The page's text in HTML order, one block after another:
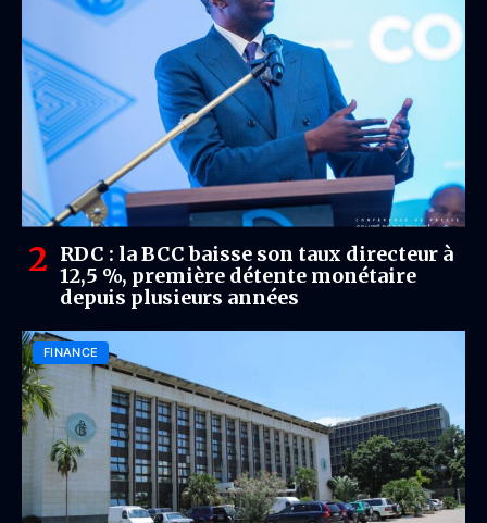
RDC : la BCC baisse son taux directeur à
12,5 %, première détente monétaire
depuis plusieurs années
FINANCE